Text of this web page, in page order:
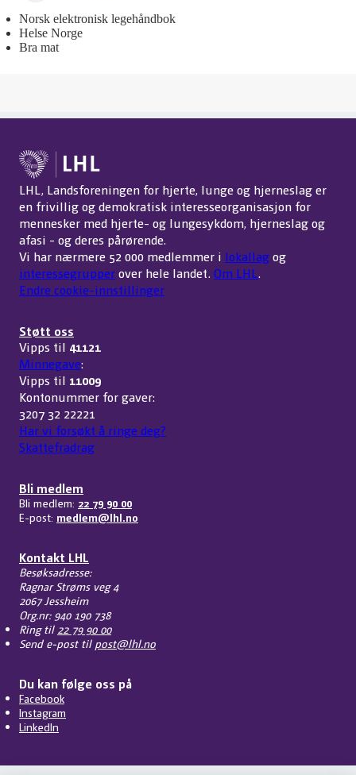
Norsk elektronisk legehåndbok
Helse Norge
Bra mat
LHL, Landsforeningen for hjerte, lunge og hjerneslag er
en frivillig og demokratisk interesseorganisasjon for
mennesker med hjerte- og lungesykdom, hjerneslag og
afasi - og deres pårørende.
Vi har nærmere 52 000 medlemmer i lokallagog
interessegrupperover hele landet. Om LHL.
Endre cookie-innstillinger
Støtt oss
Vipps til 41121
Minnegave:
Vipps til 11009
Kontonummer for gaver:
3207 32 22221
Har vi forsøkt å ringe deg?
Skattefradrag
Bli medlem
Bli medlem: 22 79 90 00
E-post: medlem@lhl.no
Kontakt LHL
Besøksadresse:
Ragnar Strøms veg 4
2067 Jessheim
Org.nr: 940 190 738
Ring til 22 79 90 00
Send e-post til post@lhl.no
Du kan følge oss på
Facebook
Instagram
LinkedIn